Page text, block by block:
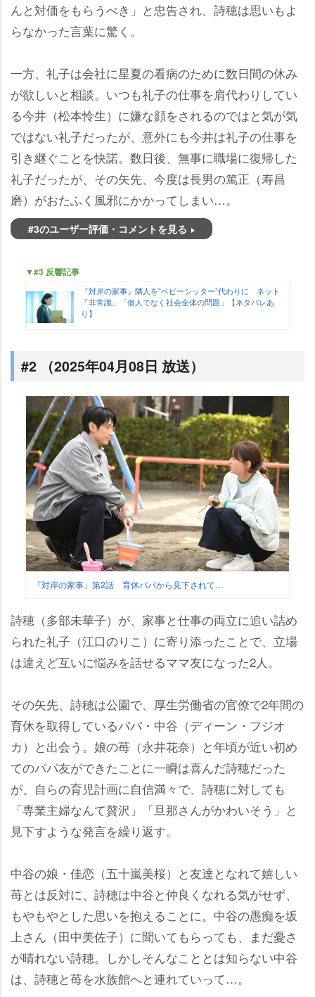
んと対価をもらうべき」と忠告され、詩穂は思いもよ
らなかった言葉に驚く。
一方、礼子は会社に星夏の看病のために数日間の休み
が欲しいと相談。いつも礼子の仕事を肩代わりしてい
る今井（松本怜生）に嫌な顔をされるのではと気が気
ではない礼子だったが、意外にも今井は礼子の仕事を
引き継ぐことを快諾。数日後、無事に職場に復帰した
礼子だったが、その矢先、今度は長男の篤正（寿昌
磨）がおたふく風邪にかかってしまい…。
#3のユーザー評価・コメントを見る
▼#3 反響記事
『対岸の家事』隣人を”ベビーシッター”代わりに ネット
「非常識」「個人でなく社会全体の問題」【ネタバレあ
り】
#2 （2025年04月08日 放送）
『対岸の家事』第2話 育休パパから見下されて…
詩穂（多部未華子）が、家事と仕事の両立に追い詰め
られた礼子（江口のりこ）に寄り添ったことで、立場
は違えど互いに悩みを話せるママ友になった2人。
その矢先、詩穂は公園で、厚生労働省の官僚で2年間の
育休を取得しているパパ・中谷（ディーン・フジオ
カ）と出会う。娘の苺（永井花奈）と年頃が近い初め
てのパパ友ができたことに一瞬は喜んだ詩穂だった
が、自らの育児計画に自信満々で、詩穂に対しても
「専業主婦なんて贅沢」「旦那さんがかわいそう」と
見下すような発言を繰り返す。
中谷の娘・佳恋（五十嵐美桜）と友達となれて嬉しい
苺とは反対に、詩穂は中谷と仲良くなれる気がせず、
もやもやとした思いを抱えることに。中谷の愚痴を坂
上さん（田中美佐子）に聞いてもらっても、まだ憂さ
が晴れない詩穂。しかしそんなこととは知らない中谷
は、詩穂と苺を水族館へと連れていって…。